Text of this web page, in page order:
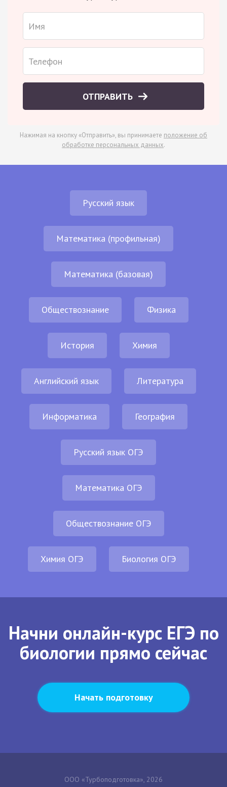
ОТПРАВИТЬ
Нажимая на кнопку «Отправить», вы принимаете положение об
обработке персональных данных.
Русский язык
Математика (профильная)
Математика (базовая)
Обществознание Физика
История Химия
Английский язык Литература
Информатика География
Русский язык ОГЭ
Математика ОГЭ
Обществознание ОГЭ
Химия ОГЭ Биология ОГЭ
Начни онлайн-курс ЕГЭ по
биологии прямо сейчас
Начать подготовку
ООО «Турбоподготовка», 2026